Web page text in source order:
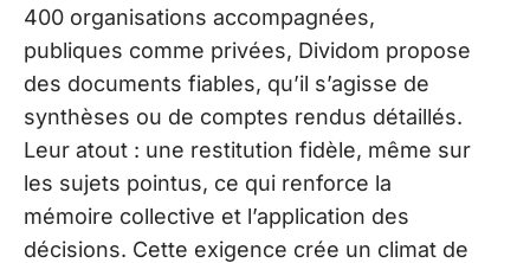
400 organisations accompagnées,
publiques comme privées, Dividom propose
des documents fiables, qu’il s’agisse de
synthèses ou de comptes rendus détaillés.
Leur atout : une restitution fidèle, même sur
les sujets pointus, ce qui renforce la
mémoire collective et l’application des
décisions. Cette exigence crée un climat de